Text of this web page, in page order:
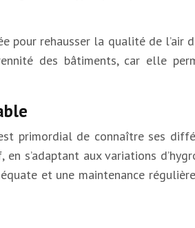
pour rehausser la qualité de
des bâtiments, car elle
primordial de connaître ses
en s’adaptant aux variations
et une maintenance